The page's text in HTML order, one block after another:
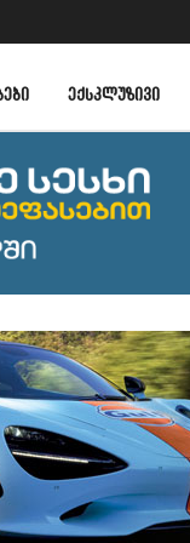
ᲔᲥᲡᲙᲚᲣᲖᲘᲕᲘ